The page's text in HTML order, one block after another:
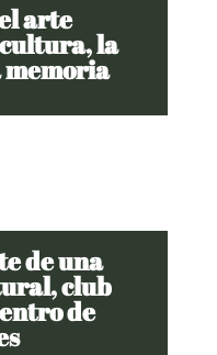
arte
la
memoria
de una
club
de